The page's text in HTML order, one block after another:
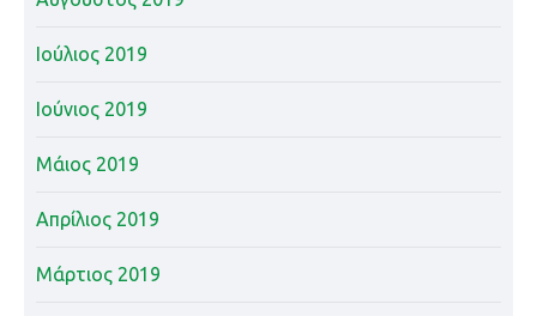
Ιούλιος 2019
Ιούνιος 2019
Μάιος 2019
Απρίλιος 2019
Μάρτιος 2019